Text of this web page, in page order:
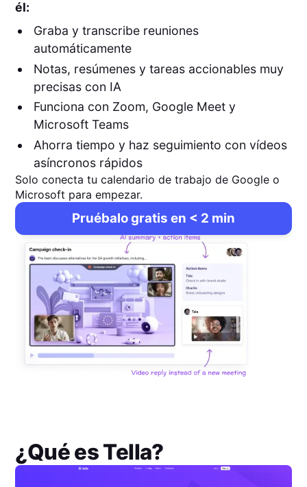
él:
Graba y transcribe reuniones
automáticamente
Notas, resúmenes y tareas accionables muy
precisas con IA
Funciona con Zoom, Google Meet y
Microsoft Teams
Ahorra tiempo y haz seguimiento con vídeos
asíncronos rápidos
Solo conecta tu calendario de trabajo de Google o
Microsoft para empezar.
Pruébalo gratis en < 2 min
¿Qué esTella?